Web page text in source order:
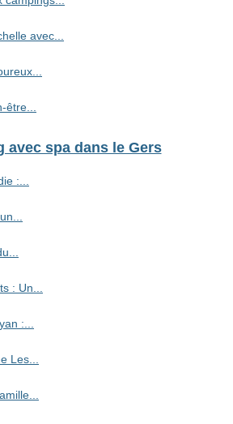
avec...
avec spa dans le Gers
:...
: Un...
:...
Les...